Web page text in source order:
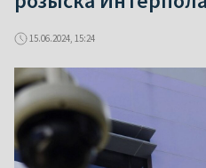
15.06.2024, 15:24